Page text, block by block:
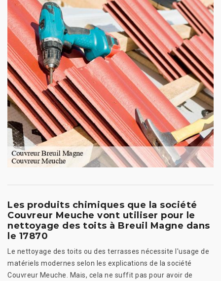
Les produits chimiques que la société
Couvreur Meuche vont utiliser pour le
nettoyage des toits à Breuil Magne dans
le 17870
Le nettoyage des toits ou des terrasses nécessite l'usage de
matériels modernes selon les explications de la société
Couvreur Meuche. Mais, cela ne suffit pas pour avoir de